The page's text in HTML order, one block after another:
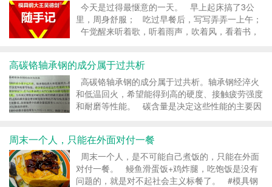
今天是过得最惬意的一天。 早上起床搞了3公
里，周身舒服； 吃过早餐后，写写弄弄一上午；
午觉醒来听着歌，听着雨声，吹着风，看着书，
高碳铬轴承钢的成分属于过共析
高碳铬轴承钢的成分属于过共析。轴承钢经淬火
和低温回火，希望能得到高的硬度、接触疲劳强度
和耐磨等性能。 碳含量是决定这些性能的主要因
耐磨性要高。 &...
周末一个人，只能在外面对付一餐
周末一个人，是不可能自己煮饭的，只能在外面
对付一餐。 鳗鱼滑蛋饭+鸡炸腿，吃饱饭是没有
问题的，就是对不起社会主义标餐了。 #模具钢